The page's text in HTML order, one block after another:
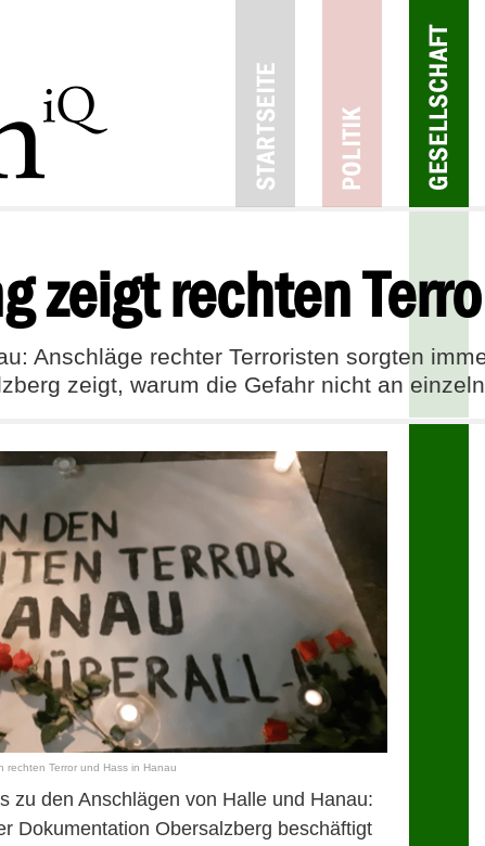
zeigt rechten
Anschläge rechter Terroristen sorgten
zeigt, warum die Gefahr nicht an
rechten Terror und Hass in Hanau
zu den Anschlägen von Halle und Hanau:
Dokumentation Obersalzberg beschäftigt